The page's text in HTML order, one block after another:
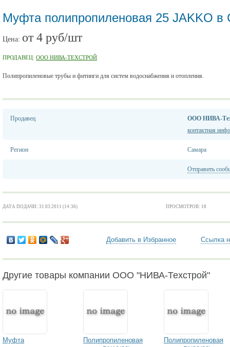
Муфта полипропиленовая 25 JAKKO в
Цена: от 4 руб/шт
ПРОДАВЕЦ: ООО НИВА-ТЕХСТРОЙ
Полипропиленовые трубы и фитинги для систем водоснабжения и отопления.
Продавец
ООО НИВА-
контактная
Регион Самара
Отправить
ДАТА ПОДАЧИ: 31.03.2011 (14:36) ПРОСМОТРОВ: 18
Добавить в Избранное Ссылка
Другие товары компании ООО "НИВА-Техстрой"
Муфта
Полипропиленовая
Полипропиленовая